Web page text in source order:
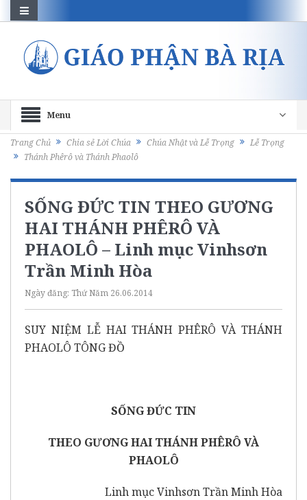
Menu
Trang Chủ Chia sẻ Lời Chúa Chúa Nhật và Lễ Trọng
Lễ Trọng
Thánh Phêrô và Thánh Phaolô
SỐNG ĐỨC TIN THEO GƯƠNG
HAI THÁNH PHÊRÔ VÀ
PHAOLÔ – Linh mục Vinhsơn
Trần Minh Hòa
Ngày đăng: Thứ Năm 26.06.2014
SUY NIỆM LỄ HAI THÁNH PHÊRÔ VÀ THÁNH
PHAOLÔ TÔNG ĐỒ
SỐNG ĐỨC TIN
THEO GƯƠNG HAI THÁNH PHÊRÔ VÀ
PHAOLÔ
Linh mục Vinhsơn Trần Minh Hòa